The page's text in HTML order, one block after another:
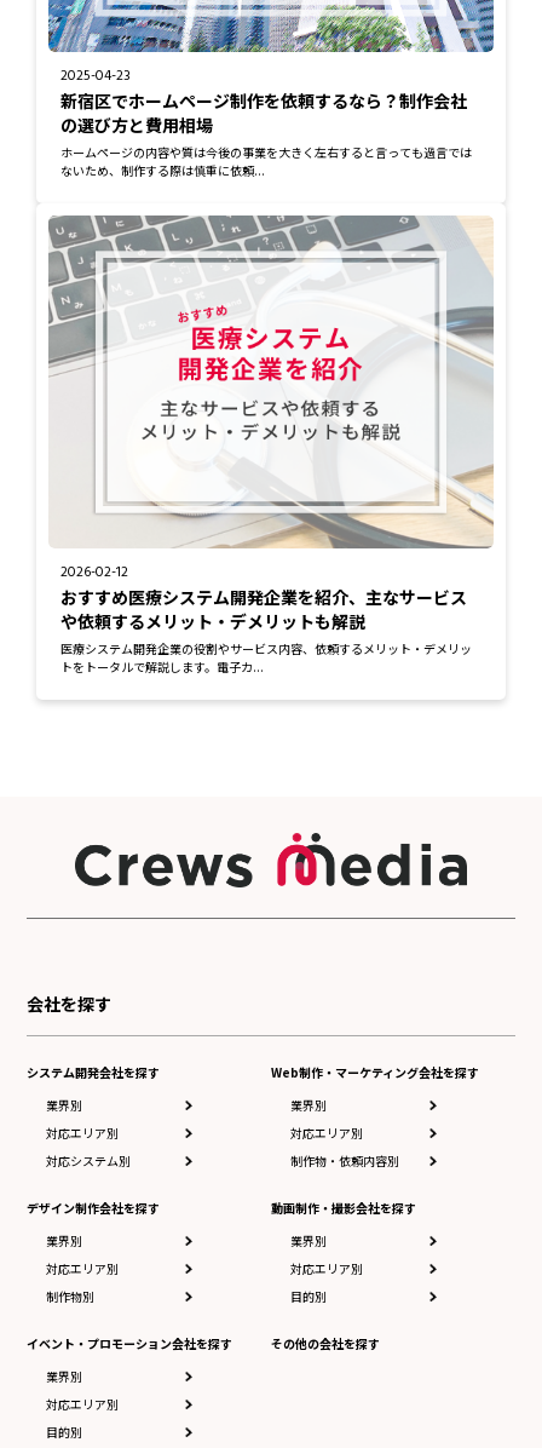
2025-04-23
新宿区でホームページ制作を依頼するなら？制作会社
の選び方と費用相場
ホームページの内容や質は今後の事業を大きく左右すると言っても過言では
ないため、制作する際は慎重に依頼...
2026-02-12
おすすめ医療システム開発企業を紹介、主なサービス
や依頼するメリット・デメリットも解説
医療システム開発企業の役割やサービス内容、依頼するメリット・デメリッ
トをトータルで解説します。電子カ...
会社を探す
システム開発会社を探す
業界別
対応エリア別
対応システム別
デザイン制作会社を探す
業界別
対応エリア別
制作物別
イベント・プロモーション会社を探す
業界別
対応エリア別
目的別
Web制作・マーケティング会社を探す
業界別
対応エリア別
制作物・依頼内容別
動画制作・撮影会社を探す
業界別
対応エリア別
目的別
その他の会社を探す